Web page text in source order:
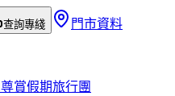
查詢專綫 門市資料
尊賞假期旅行團